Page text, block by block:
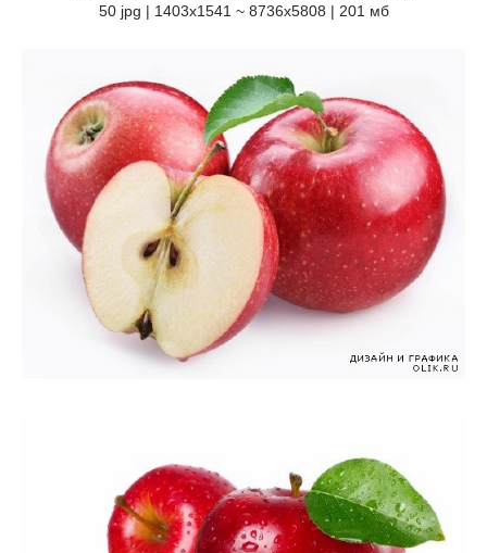
50 jpg | 1403x1541 ~ 8736x5808 | 201 мб